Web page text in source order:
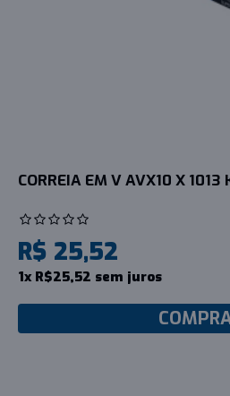
CORREIA EM V AVX10 X 1013
R$ 25,52
1x R$25,52 sem juros